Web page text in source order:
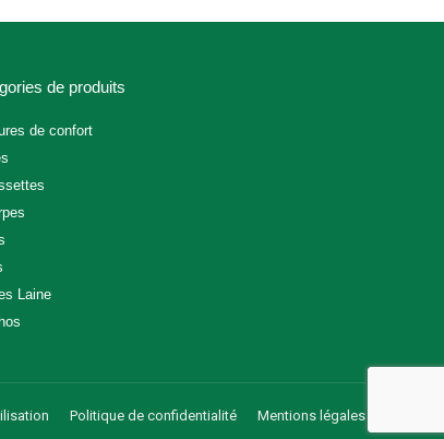
de produits
de confort
Laine
Politique de confidentialité Mentions légales